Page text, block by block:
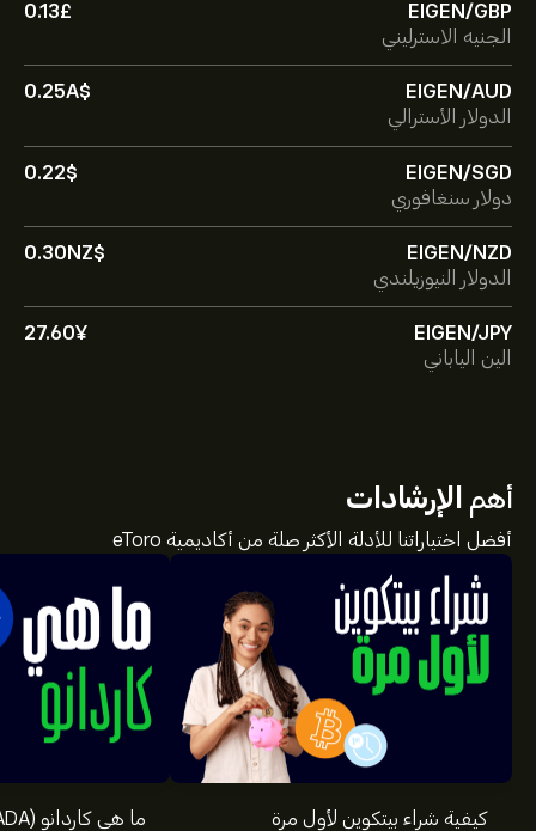
EIGEN/GBP
0.13‎£‎
الجنيه الاسترليني
EIGEN/AUD
0.25‎A$‎
الدولار الأسترالي
EIGEN/SGD
0.22‎$‎
دولار سنغافوري
EIGEN/NZD
0.30‎NZ$‎
الدولار النيوزيلندي
EIGEN/JPY
27.60‎¥‎
الين الياباني
أهم الإرشادات
أفضل اختياراتنا للأدلة الأكثر صلة من أكاديمية eToro
كيفية شراء بيتكوين لأول مرة
ما هي كاردانو (ADA) وكيف تعمل